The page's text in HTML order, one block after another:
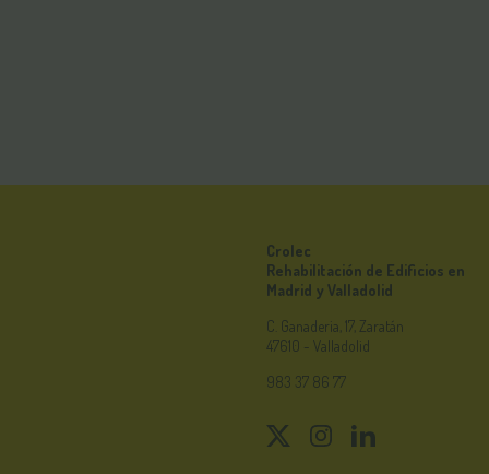
Crolec
Rehabilitación de Edificios en
Madrid y Valladolid
C. Ganaderia, 17, Zaratán
47610 - Valladolid
983 37 86 77